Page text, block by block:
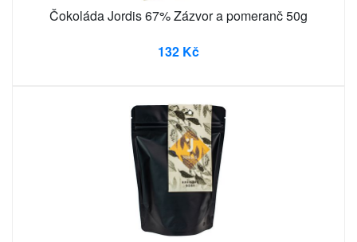
Čokoláda Jordis 67% Zázvor a pomeranč 50g
132 Kč